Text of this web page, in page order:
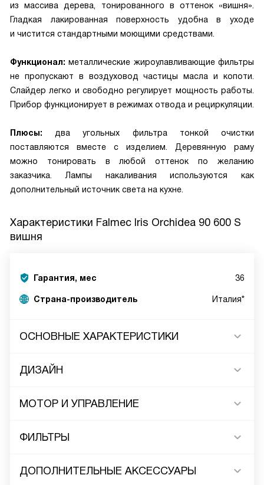
из массива дерева, тонированного в оттенок «вишня».
Гладкая лакированная поверхность удобна в уходе
и чистится стандартными моющими средствами.
Функционал: металлические жироулавливающие фильтры
не пропускают в воздуховод частицы масла и копоти.
Слайдер легко и свободно регулирует мощность работы.
Прибор функционирует в режимах отвода и рециркуляции.
Плюсы:два угольных фильтра тонкой очистки
поставляются вместе с изделием. Деревянную раму
можно тонировать в любой оттенок по желанию
заказчика. Лампы накаливания используются как
дополнительный источник света на кухне.
Характеристики Falmec Iris Orchidea 90 600 S
вишня
Гарантия, мес 36
Страна-производитель Италия*
ОСНОВНЫЕ ХАРАКТЕРИСТИКИ
ДИЗАЙН
МОТОР И УПРАВЛЕНИЕ
ФИЛЬТРЫ
ДОПОЛНИТЕЛЬНЫЕ АКСЕССУАРЫ